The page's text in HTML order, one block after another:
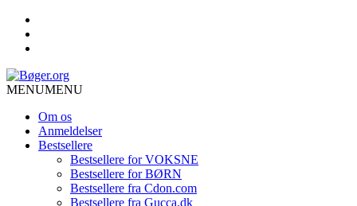
MENUMENU
Om os
Anmeldelser
Bestsellere
Bestsellere for VOKSNE
Bestsellere for BØRN
Bestsellere fra Cdon.com
Bestsellere fra Gucca.dk